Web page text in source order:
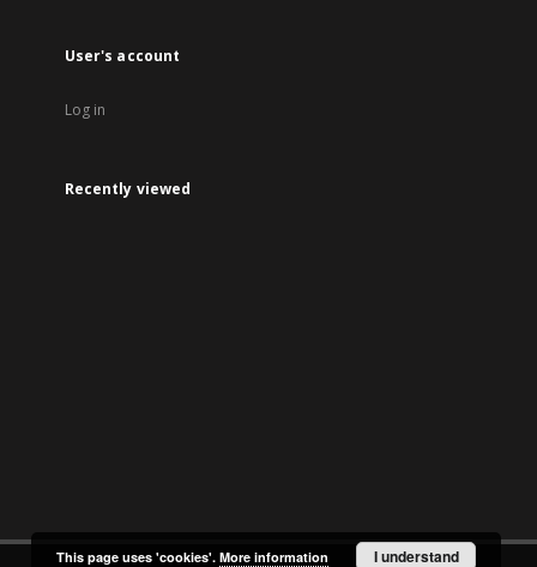
User's account
Log in
Recently viewed
This page uses 'cookies'. More information I understand